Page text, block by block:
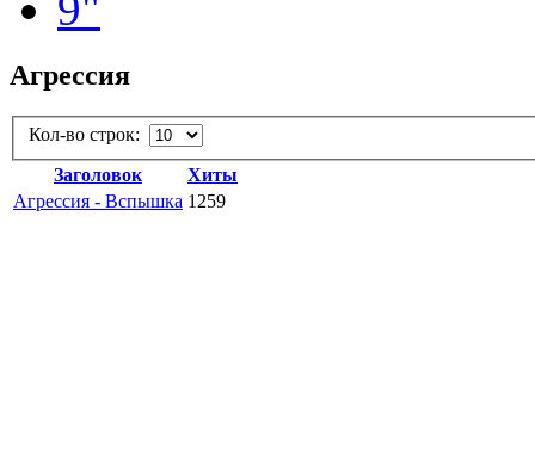
Агрессия
Кол-во строк:
Заголовок
Хиты
Агрессия - Вспышка 1259